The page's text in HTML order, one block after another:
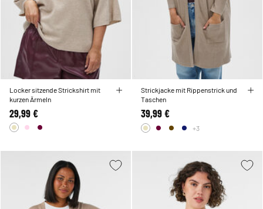
Locker sitzende Strickshirt mit
kurzen Ärmeln
29,99 €
Strickjacke mit Rippenstrick und
Taschen
39,99 €
+3